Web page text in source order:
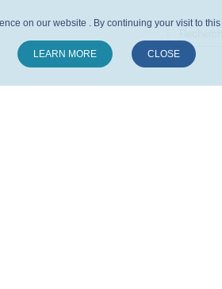
on our website . By continuing your visit to
LEARN MORE CLOSE